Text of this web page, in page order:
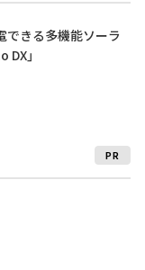
きる多機能ソーラ
」
PR